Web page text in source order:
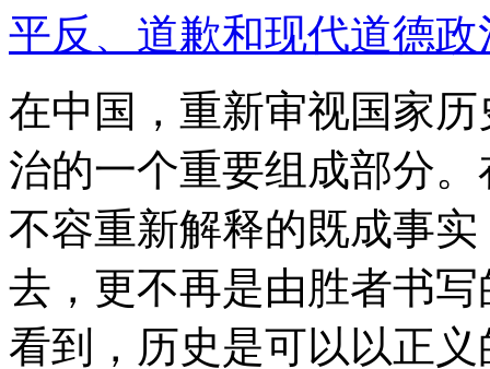
平反、道歉和现代道德政
在中国，重新审视国家
治的一个重要组成部分
不容重新解释的既成事
去，更不再是由胜者书
看到，历史是可以以正